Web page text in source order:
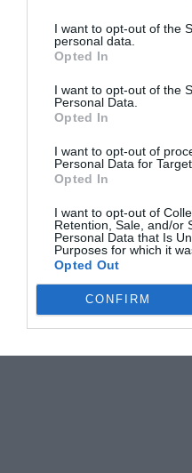
I want to opt-out of the
personal data.
Opted In
I want to opt-out of the
Personal Data.
Opted In
I want to opt-out of
Personal Data for
Opted In
I want to opt-out of
Retention, Sale, and/or
Personal Data that Is
Purposes for which it
Opted Out
CONFIRM